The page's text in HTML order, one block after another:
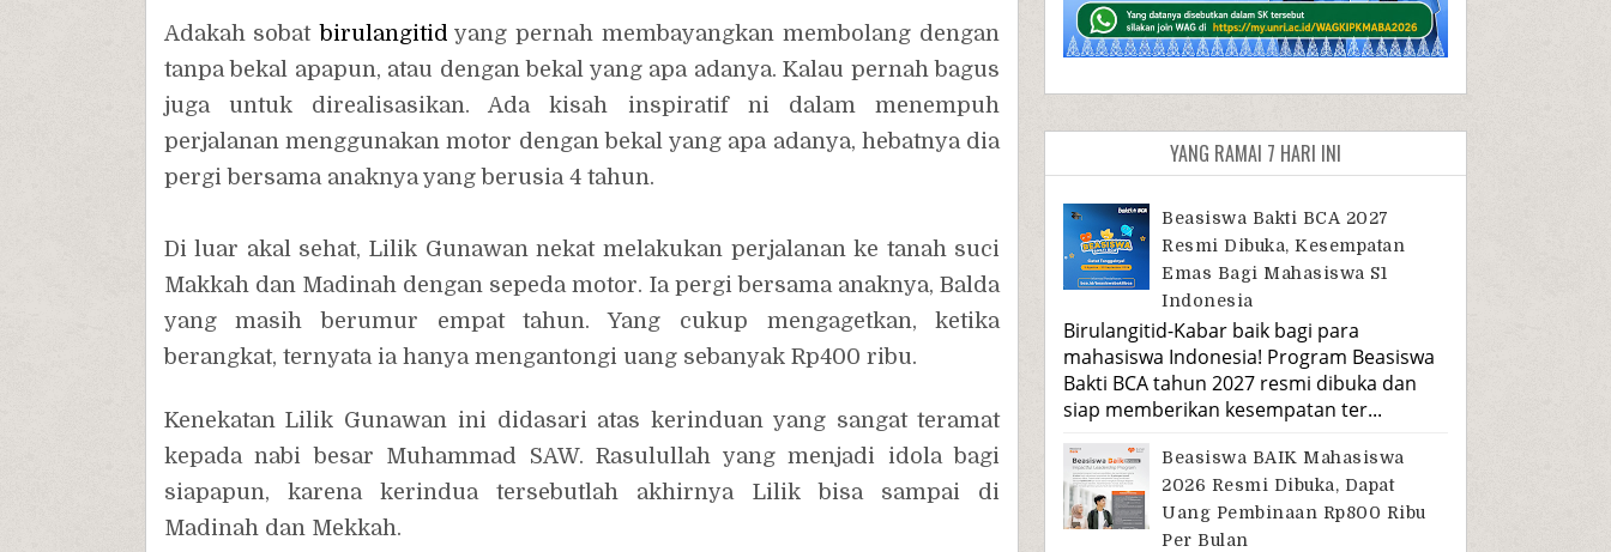
Adakah sobat birulangitid yang pernah membayangkan membolang dengan
tanpa bekal apapun, atau dengan bekal yang apa adanya. Kalau pernah bagus
juga untuk direalisasikan. Ada kisah inspiratif ni dalam menempuh
perjalanan menggunakan motor dengan bekal yang apa adanya, hebatnya dia
pergi bersama anaknya yang berusia 4 tahun.
Di luar akal sehat, Lilik Gunawan nekat melakukan perjalanan ke tanah suci
Makkah dan Madinah dengan sepeda motor. Ia pergi bersama anaknya, Balda
yang masih berumur empat tahun. Yang cukup mengagetkan, ketika
berangkat, ternyata ia hanya mengantongi uang sebanyak Rp400 ribu.
Kenekatan Lilik Gunawan ini didasari atas kerinduan yang sangat teramat
kepada nabi besar Muhammad SAW. Rasulullah yang menjadi idola bagi
siapapun, karena kerindua tersebutlah akhirnya Lilik bisa sampai di
Madinah dan Mekkah.
YANG RAMAI 7 HARI INI
Beasiswa Bakti BCA 2027
Resmi Dibuka, Kesempatan
Emas Bagi Mahasiswa S1
Indonesia
Birulangitid-Kabar baik bagi para
mahasiswa Indonesia! Program Beasiswa
Bakti BCA tahun 2027 resmi dibuka dan
siap memberikan kesempatan ter...
Beasiswa BAIK Mahasiswa
2026 Resmi Dibuka, Dapat
Uang Pembinaan Rp800 Ribu
Per Bulan